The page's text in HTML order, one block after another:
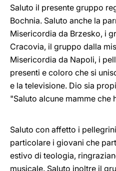
Saluto il presente gruppo
Bochnia. Saluto anche la
Misericordia da Brzesko, i
Cracovia, il gruppo dalla
Misericordia da Napoli, i
presenti e coloro che si
e la televisione. Dio sia
"Saluto alcune mamme
Saluto con affetto i
particolare i giovani che
estivo di teologia,
musicale. Saluto inoltre il